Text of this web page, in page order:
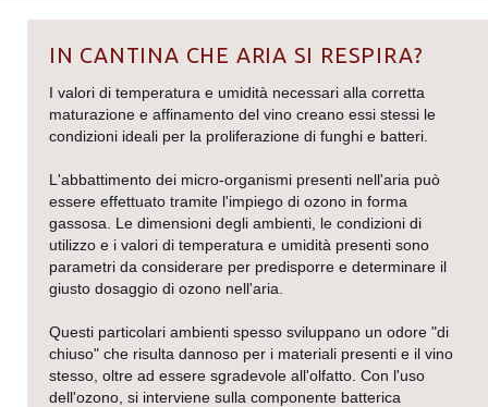
IN CANTINA CHE ARIA SI RESPIRA?
I valori di temperatura e umidità necessari alla corretta
maturazione e affinamento del vino creano essi stessi le
condizioni ideali per la proliferazione di funghi e batteri.
L'abbattimento dei micro-organismi presenti nell'aria può
essere effettuato tramite l'impiego di ozono in forma
gassosa. Le dimensioni degli ambienti, le condizioni di
utilizzo e i valori di temperatura e umidità presenti sono
parametri da considerare per predisporre e determinare il
giusto dosaggio di ozono nell'aria.
Questi particolari ambienti spesso sviluppano un odore "di
chiuso" che risulta dannoso per i materiali presenti e il vino
stesso, oltre ad essere sgradevole all'olfatto. Con l'uso
dell'ozono, si interviene sulla componente batterica